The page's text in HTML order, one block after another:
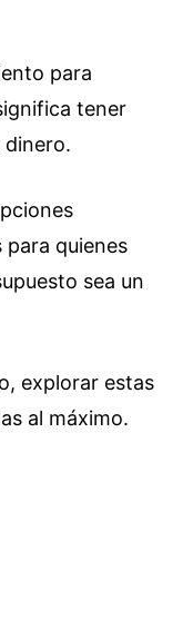
para
tener
dinero.
para quienes
sea un
explorar estas
al máximo.